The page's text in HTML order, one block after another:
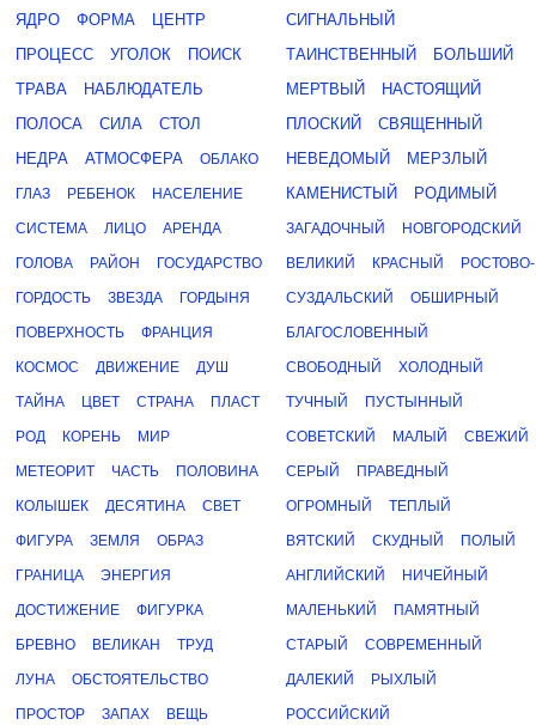
ЯДРО
ФОРМА
ЦЕНТР
ПРОЦЕСС
УГОЛОК
ПОИСК
ТРАВА
НАБЛЮДАТЕЛЬ
ПОЛОСА
СИЛА
СТОЛ
НЕДРА
АТМОСФЕРА ОБЛАКО
ГЛАЗ РЕБЕНОК НАСЕЛЕНИЕ
СИСТЕМА ЛИЦО АРЕНДА
ГОЛОВА РАЙОН ГОСУДАРСТВО
ГОРДОСТЬ ЗВЕЗДА ГОРДЫНЯ
ПОВЕРХНОСТЬ ФРАНЦИЯ
КОСМОС ДВИЖЕНИЕ ДУШ
ТАЙНА ЦВЕТ СТРАНА ПЛАСТ
РОД КОРЕНЬ МИР
МЕТЕОРИТ ЧАСТЬ ПОЛОВИНА
КОЛЫШЕК ДЕСЯТИНА СВЕТ
ФИГУРА ЗЕМЛЯ ОБРАЗ
ГРАНИЦА ЭНЕРГИЯ
ДОСТИЖЕНИЕ ФИГУРКА
БРЕВНО ВЕЛИКАН ТРУД
ЛУНА ОБСТОЯТЕЛЬСТВО
ПРОСТОР ЗАПАХ ВЕЩЬ
СИГНАЛЬНЫЙ
ТАИНСТВЕННЫЙ
БОЛЬШИЙ
МЕРТВЫЙ
НАСТОЯЩИЙ
ПЛОСКИЙ
СВЯЩЕННЫЙ
НЕВЕДОМЫЙ
МЕРЗЛЫЙ
КАМЕНИСТЫЙ
РОДИМЫЙ
ЗАГАДОЧНЫЙ НОВГОРОДСКИЙ
ВЕЛИКИЙ КРАСНЫЙ РОСТОВО-
СУЗДАЛЬСКИЙ ОБШИРНЫЙ
БЛАГОСЛОВЕННЫЙ
СВОБОДНЫЙ ХОЛОДНЫЙ
ТУЧНЫЙ ПУСТЫННЫЙ
СОВЕТСКИЙ МАЛЫЙ СВЕЖИЙ
СЕРЫЙ ПРАВЕДНЫЙ
ОГРОМНЫЙ ТЕПЛЫЙ
ВЯТСКИЙ СКУДНЫЙ ПОЛЫЙ
АНГЛИЙСКИЙ НИЧЕЙНЫЙ
МАЛЕНЬКИЙ ПАМЯТНЫЙ
СТАРЫЙ СОВРЕМЕННЫЙ
ДАЛЕКИЙ РЫХЛЫЙ
РОССИЙСКИЙ